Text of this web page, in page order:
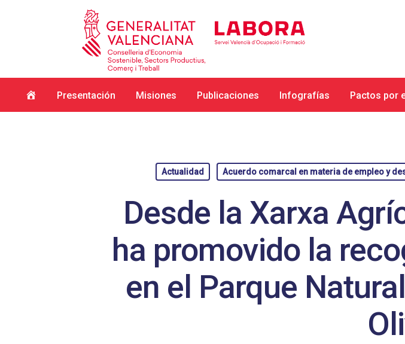
Hit enter to search or ESC to close
InicioPresentación Misiones Publicaciones Infografías Pactos por
Actualidad Acuerdo comarcal en materia de empleo y
Desde la Xarxa
ha promovido la
en el Parque